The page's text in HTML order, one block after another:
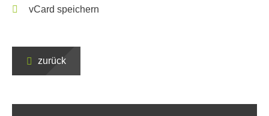
vCard speichern
zurück